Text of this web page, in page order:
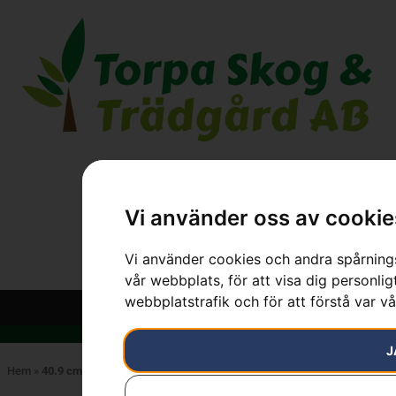
Vi använder oss av
Vi använder cookies och andra
vår webbplats, för att visa dig
webbplatstrafik och för att förstå var
Hem » 40.9 cm³